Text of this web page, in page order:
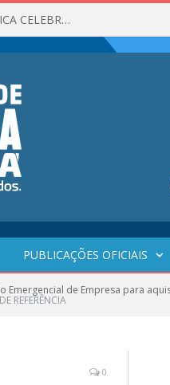
GAROTA VERÃO MAURÍCIA 2026: UMA NOITE HISTÓRICA CELEBROU A BELEZA, A CULTURA E O VERÃO DE SANTA BÁRBARA DO PARÁ!
PUBLICAÇÕES OFICIAIS
Emergencial de Empresa para
REFERÊNCIA
0